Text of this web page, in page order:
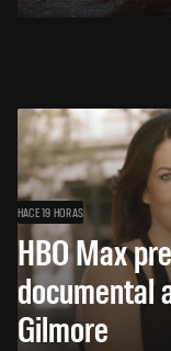
HACE 19 HORAS
HBO Max
documental
Gilmore